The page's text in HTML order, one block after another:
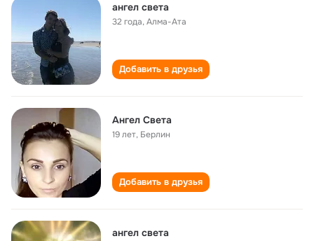
ангел света
32 года,Алма-Ата
Добавить в друзья
Ангел Света
19 лет, Берлин
Добавить в друзья
ангел света